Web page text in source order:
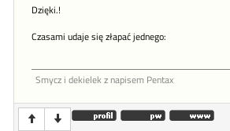
Dzięki.!
Czasami udaje się złapać jednego:
Smycz i dekielek z napisem Pentax